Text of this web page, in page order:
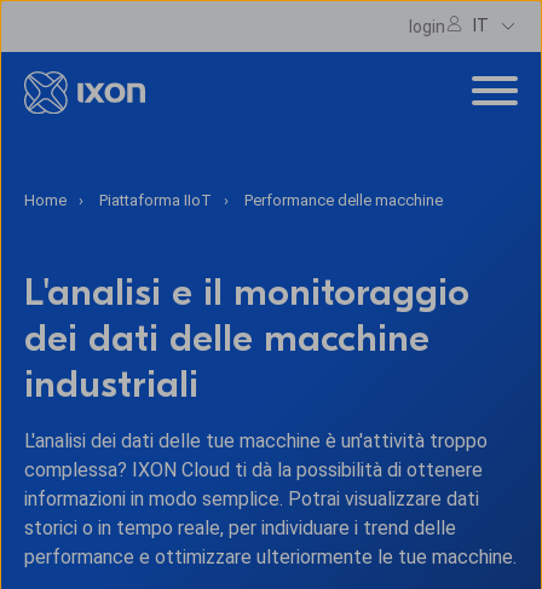
login IT
Home Piattaforma IIoT Performance delle macchine
L'analisi e il monitoraggio
dei dati delle macchine
industriali
L'analisi dei dati delle tue macchine è un'attività troppo
complessa? IXON Cloud ti dà la possibilità di ottenere
informazioni in modo semplice. Potrai visualizzare dati
storici o in tempo reale, per individuare i trend delle
performance e ottimizzare ulteriormente le tue macchine.